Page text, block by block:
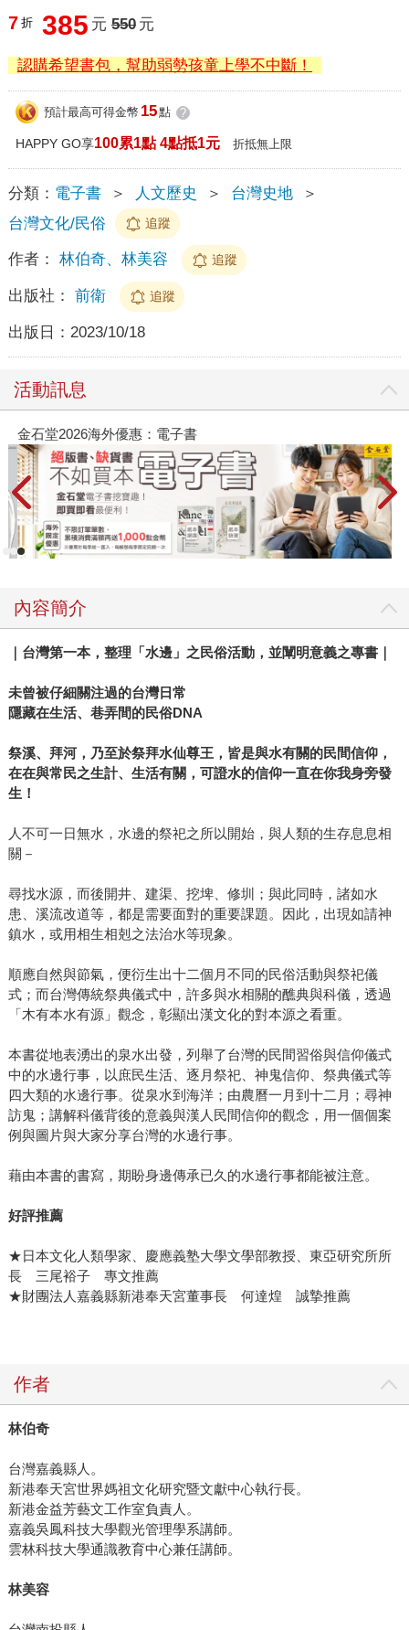
7 折 385 元 550 元
認購希望書包，幫助弱勢孩童上學不中斷！
預計最高可得金幣 15點 ?
HAPPY GO享100累1點 4點抵1元 折抵無上限
分類： 電子書 ＞ 人文歷史 ＞ 台灣史地
＞
台灣文化/民俗
追蹤
作者： 林伯奇、林美容 追蹤
出版社： 前衛 追蹤
出版日： 2023/10/18
活動訊息
金石堂2026海外優惠：電子書
內容簡介
｜台灣第一本，整理「水邊」之民俗活動，並闡明意義之專書｜
未曾被仔細關注過的台灣日常
隱藏在生活、巷弄間的民俗DNA
祭溪、拜河，乃至於祭拜水仙尊王，皆是與水有關的民間信仰，
在在與常民之生計、生活有關，可證水的信仰一直在你我身旁發
生！
人不可一日無水，水邊的祭祀之所以開始，與人類的生存息息相
關－
尋找水源，而後開井、建渠、挖埤、修圳；與此同時，諸如水
患、溪流改道等，都是需要面對的重要課題。因此，出現如請神
鎮水，或用相生相剋之法治水等現象。
順應自然與節氣，便衍生出十二個月不同的民俗活動與祭祀儀
式；而台灣傳統祭典儀式中，許多與水相關的醮典與科儀，透過
「木有本水有源」觀念，彰顯出漢文化的對本源之看重。
本書從地表湧出的泉水出發，列舉了台灣的民間習俗與信仰儀式
中的水邊行事，以庶民生活、逐月祭祀、神鬼信仰、祭典儀式等
四大類的水邊行事。從泉水到海洋；由農曆一月到十二月；尋神
訪鬼；講解科儀背後的意義與漢人民間信仰的觀念，用一個個案
例與圖片與大家分享台灣的水邊行事。
藉由本書的書寫，期盼身邊傳承已久的水邊行事都能被注意。
好評推薦
★日本文化人類學家、慶應義塾大學文學部教授、東亞研究所所
長 三尾裕子 專文推薦
★財團法人嘉義縣新港奉天宮董事長 何達煌 誠摯推薦
作者
林伯奇
台灣嘉義縣人。
新港奉天宮世界媽祖文化研究暨文獻中心執行長。
新港金益芳藝文工作室負責人。
嘉義吳鳳科技大學觀光管理學系講師。
雲林科技大學通識教育中心兼任講師。
林美容